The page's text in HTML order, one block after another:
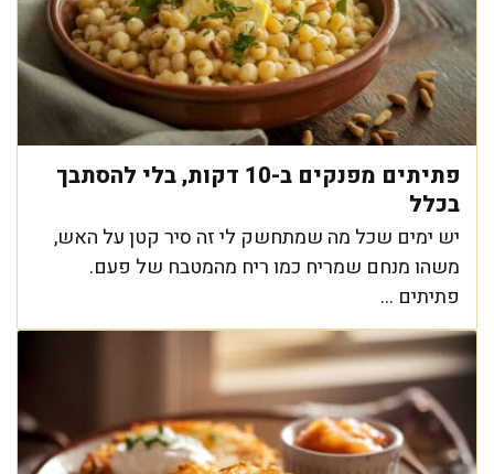
פתיתים מפנקים ב-10 דקות, בלי להסתבך
בכלל
יש ימים שכל מה שמתחשק לי זה סיר קטן על האש,
משהו מנחם שמריח כמו ריח מהמטבח של פעם.
פתיתים ...